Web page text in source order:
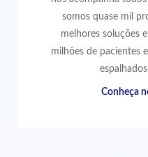
somos quase mil
melhores soluções
milhões de pacientes
Conheça